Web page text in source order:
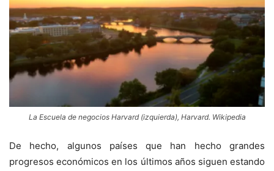
La Escuela de negocios Harvard (izquierda), Harvard. Wikipedia
De hecho, algunos países que han hecho grandes
progresos económicos en los últimos años siguen estando